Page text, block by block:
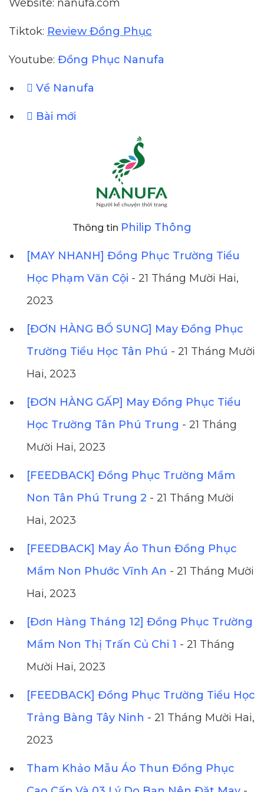
Website: nanufa.com
Tiktok: Review Đồng Phục
Youtube: Đồng Phục Nanufa
Về Nanufa
Bài mới
Thông tin Philip Thông
[MAY NHANH] Đồng Phục Trường Tiểu
Học Phạm Văn Cội - 21 Tháng Mười Hai,
2023
[ĐƠN HÀNG BỔ SUNG] May Đồng Phục
Trường Tiểu Học Tân Phú - 21 Tháng Mười
Hai, 2023
[ĐƠN HÀNG GẤP] May Đồng Phục Tiểu
Học Trường Tân Phú Trung - 21 Tháng
Mười Hai, 2023
[FEEDBACK] Đồng Phục Trường Mầm
Non Tân Phú Trung 2 - 21 Tháng Mười
Hai, 2023
[FEEDBACK] May Áo Thun Đồng Phục
Mầm Non Phước Vĩnh An - 21 Tháng Mười
Hai, 2023
[Đơn Hàng Tháng 12] Đồng Phục Trường
Mầm Non Thị Trấn Củ Chi 1 - 21 Tháng
Mười Hai, 2023
[FEEDBACK] Đồng Phục Trường Tiểu Học
Trảng Bàng Tây Ninh - 21 Tháng Mười Hai,
2023
Tham Khảo Mẫu Áo Thun Đồng Phục